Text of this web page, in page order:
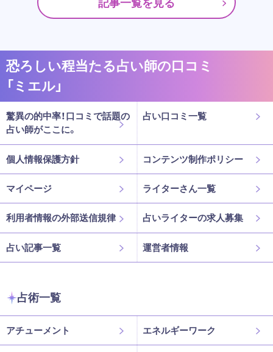
恐ろしい程当たる占い師の口コミ
「ミエル」
驚異の的中率！口コミで話題の
占い師がここに。
占い口コミ一覧
個人情報保護方針 コンテンツ制作ポリシー
マイページ ライターさん一覧
利用者情報の外部送信規律 占いライターの求人募集
占い記事一覧 運営者情報
占術一覧
アチューメント エネルギーワーク